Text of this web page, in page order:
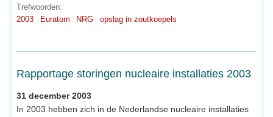
Trefwoorden:
2003
Euratom NRG opslag in zoutkoepels
Rapportage storingen nucleaire installaties 2003
31 december 2003
In 2003 hebben zich in de Nederlandse nucleaire installaties